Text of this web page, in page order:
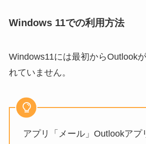
Windows 11での利用方法
Windows11には最初からOutlook
れていません。
アプリ「メール」Outlookアプ